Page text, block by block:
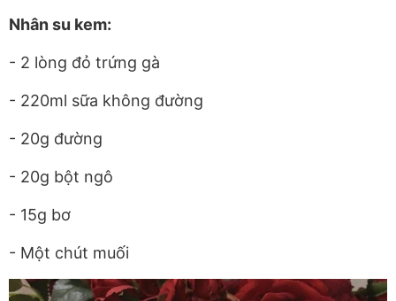
Nhân su kem:
- 2 lòng đỏ trứng gà
- 220ml sữa không đường
- 20g đường
- 20g bột ngô
- 15g bơ
- Một chút muối